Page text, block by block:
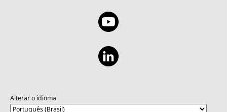
Alterar o idioma